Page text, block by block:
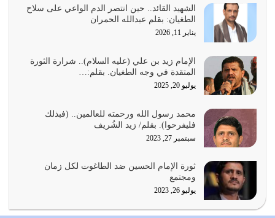
بالأمر بالمعروف والنهي عن…
يوليو 25, 2026
واجتهاداتنا لأننا سنختلف ونتفرق
يوليو 24, 2026
أمة عاجزة عن النهوض…
يوليو 23, 2026
بحبل الله جميعاً وليس كل…
يوليو 22, 2026
المُلك كله لله تعالى يؤتيه من يشاء وينزعه ممن يشاء ويعز من
الشهيد القائد.. حين انتصر الدم الواعي على سلاح
الطغيان: بقلم عبدالله الحمران
يناير 11, 2026
الإمام زيد بن علي (عليه السلام).. شرارة الثورة
المتقدة في وجه الطغيان. بقلم:…
يوليو 20, 2025
محمد رسول الله ورحمته للعالمين.. (فبذلك
فليفرحوا). بقلم/ زيد الشُريف
سبتمبر 27, 2023
ثورة الإمام الحسين ضد الطاغوت لكل زمان
ومجتمع
يوليو 26, 2023